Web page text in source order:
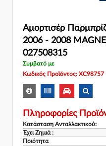
Αμορτισέρ
2006 - 2008
027508315
Συμβατό με
Κωδικός Προϊόντος: XC98757
Πληροφορίες
Κατάσταση Ανταλλακτικού:
Έχει Ζημιά :
Ποιότητα